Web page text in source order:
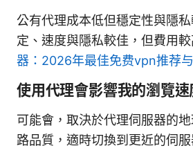
公有代理成本低但穩定性與隱
定、速度與隱私較佳，但費用較
器：2026年最佳免费vpn推荐
使用代理會影響我的瀏覽速
可能會，取決於代理伺服器的
路品質，適時切換到更近的伺